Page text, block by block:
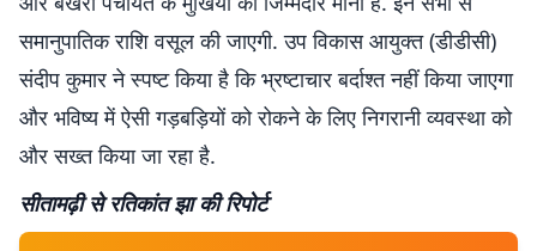
समानुपातिक राशि वसूल की जाएगी. उप विकास आयुक्त (डीडीसी)
संदीप कुमार ने स्पष्ट किया है कि भ्रष्टाचार बर्दाश्त नहीं किया जाएगा
और भविष्य में ऐसी गड़बड़ियों को रोकने के लिए निगरानी व्यवस्था को
और सख्त किया जा रहा है.
सीतामढ़ी से रतिकांत झा की रिपाेर्ट